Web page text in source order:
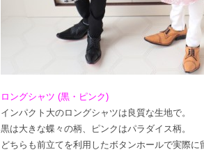
ロングシャツ (黒・ピンク)
インパクト大のロングシャツは良質な生地で。
黒は大きな蝶々の柄、ピンクはパラダイス柄。
どちらも前立てを利用したボタンホールで実際に